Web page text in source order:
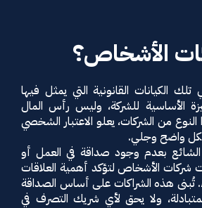
الأشخاص؟
الكيانات القانونية التي يمثل فيها
الأساسية للشركة، وليس رأس المال
من الشركات، يعلو الاعتبار الشخصي
واضح وجلي.
بعدم وجود صداقة في العمل أو
شركات الأشخاص لتؤكد أهمية العلاقات
تُبنى هذه الشراكات على أساس الصداقة
ولا يحق لأي شريك التصرف في